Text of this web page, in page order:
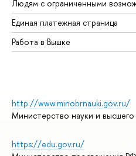
Людям с ограниченными
Единая платежная страница
Работа в Вышке
http://www.minobrnauki.gov.ru/
Министерство науки и
https://edu.gov.ru/